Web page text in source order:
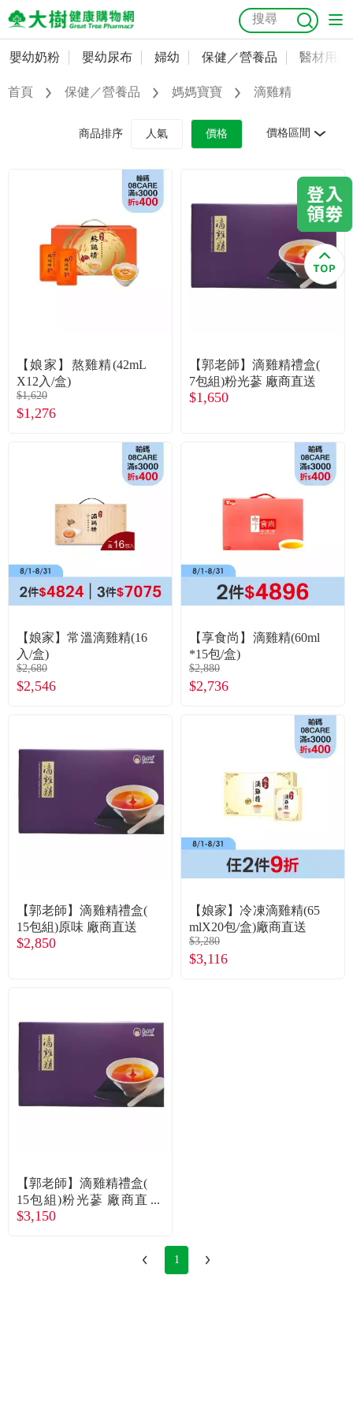
嬰幼奶粉
成人照護
食品／健康食補
寵物
關於我們
合作提案
會員專區
折價券、紅利說明
會員資料及密碼修改
紅利點數查詢
購物金查詢
優惠券查詢
登入
嬰幼奶粉 嬰幼尿布 婦幼 保健／營養品 醫材用品
首頁 保健／營養品 媽媽寶寶 滴雞精
商品排序 人氣 價格 價格區間
【娘家】熬雞精(42mL
X12入/盒)
$1,620
$1,276
【郭老師】滴雞精禮盒(
7包組)粉光蔘 廠商直送
$1,650
【娘家】常溫滴雞精(16
入/盒)
$2,680
$2,546
【享食尚】滴雞精(60ml
*15包/盒)
$2,880
$2,736
【郭老師】滴雞精禮盒(
15包組)原味 廠商直送
$2,850
【娘家】冷凍滴雞精(65
mlX20包/盒)廠商直送
$3,280
$3,116
【郭老師】滴雞精禮盒(
15包組)粉光蔘 廠商直
送
$3,150
1